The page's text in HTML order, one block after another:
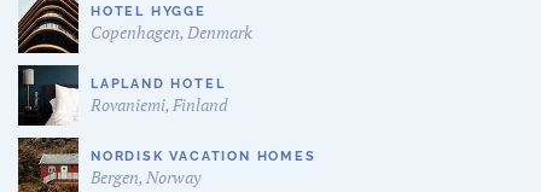
HOTEL HYGGE
Copenhagen, Denmark
LAPLAND HOTEL
Rovaniemi, Finland
NORDISK VACATION HOMES
Bergen, Norway